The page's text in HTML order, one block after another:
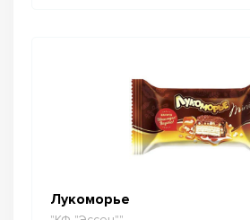
Лукоморье